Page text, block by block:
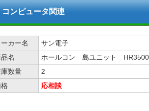
コンピュータ関連
ーカー名
サン電子
名
ホールコン 島ユニット
数量
2
応相談